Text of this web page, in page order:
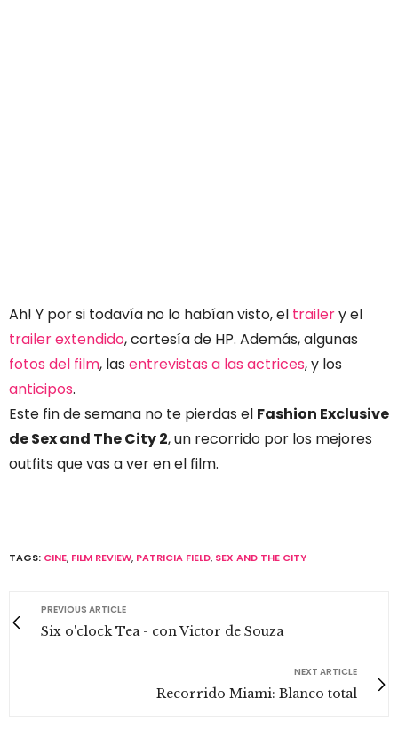
Ah! Y por si todavía no lo habían visto, el trailery el
trailer extendido, cortesía de HP. Además, algunas
fotos del film, las entrevistas a las actrices, y los
anticipos.
Este fin de semana no te pierdas el Fashion Exclusive
de Sex and The City 2, un recorrido por los mejores
outfits que vas a ver en el film.
TAGS: CINE, FILM REVIEW, PATRICIA FIELD, SEX AND THE CITY
PREVIOUS ARTICLE
Six o'clock Tea - con Victor de Souza
NEXT ARTICLE
Recorrido Miami: Blanco total